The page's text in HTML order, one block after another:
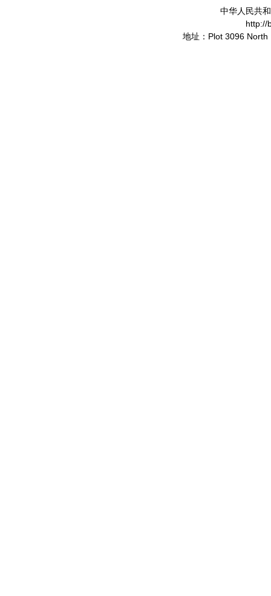
中华人民共
http://
地址：Plot 3096